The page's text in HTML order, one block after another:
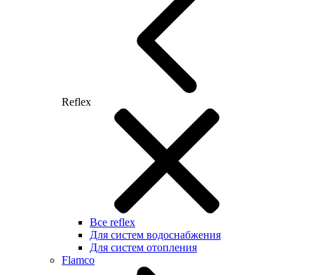
Reflex
Все reflex
Для систем водоснабжения
Для систем отопления
Flamco